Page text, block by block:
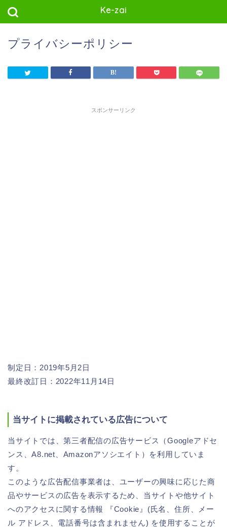
Ke-zai
プライバシーポリシー
スポンサーリンク
制定日：2019年5月2日
最終改訂日：2022年11月14日
当サイトに掲載されている広告について
当サイトでは、第三者配信の広告サービス（Googleアドセ
ンス、A8.net、Amazonアソシエイト）を利用していま
す。
このような広告配信事業者は、ユーザーの興味に応じた商
品やサービスの広告を表示するため、当サイトや他サイト
へのアクセスに関する情報 『Cookie』(氏名、住所、メー
ル アドレス、電話番号は含まれません) を使用することが